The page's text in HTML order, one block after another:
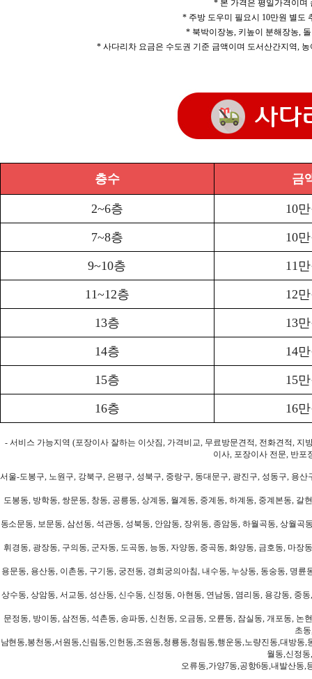
* 본 가격은 평일가격이며
* 주방 도우미 필요시 10만원 별도
* 북박이장농, 키높이 분해장농,
* 사다리차 요금은 수도권 기준 금액이며 도서산간지역,
층수 금
2~6층 10
7~8층 10
9~10층 11
11~12층 12
13층 13
14층 14
15층 15
16층 16
- 서비스 가능지역 (포장이사 잘하는 이삿짐, 가격비교, 무료방문견적, 전화견적,
이사, 포장이사 전문, 반포
서울-도봉구, 노원구, 강북구, 은평구, 성북구, 중랑구, 동대문구, 광진구, 성동구, 용
도봉동, 방학동, 쌍문동, 창동, 공릉동, 상계동, 월계동, 중계동, 하계동, 중계본동,
동소문동, 보문동, 삼선동, 석관동, 성북동, 안암동, 장위동, 종암동, 하월곡동, 상월
휘경동, 광장동, 구의동, 군자동, 도곡동, 능동, 자양동, 중곡동, 화양동, 금호동, 마
용문동, 용산동, 이촌동, 구기동, 궁전동, 경희궁의아침, 내수동, 누상동, 동숭동, 명
상수동, 상암동, 서교동, 성산동, 신수동, 신정동, 아현동, 연남동, 염리동, 용강동, 중
문정동, 방이동, 삼전동, 석촌동, 송파동, 신천동, 오금동, 오륜동, 잠실동, 개포동,
초
남현동,봉천동,서원동,신림동,인헌동,조원동,청룡동,청림동,행운동,노량진동,대방
월동,신정
오류동,가양7동,공항6동,내발산동,